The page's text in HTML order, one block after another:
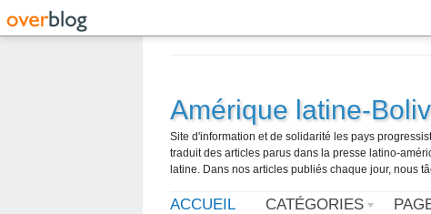
Amérique latine-
Site d'information et de solidarité les pays
traduit des articles parus dans la presse latino-
latine. Dans nos articles publiés chaque jour, nous
ACCUEIL CATÉGORIES